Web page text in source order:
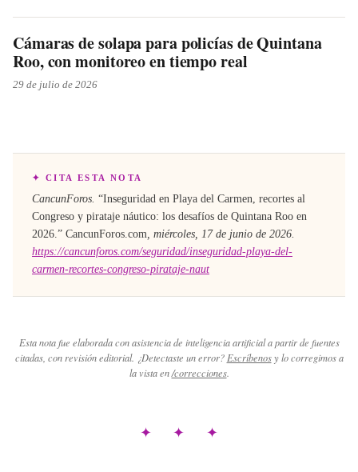
Cámaras de solapa para policías de Quintana
Roo, con monitoreo en tiempo real
29 de julio de 2026
✦ CITA ESTA NOTA
CancunForos. “Inseguridad en Playa del Carmen, recortes al
Congreso y pirataje náutico: los desafíos de Quintana Roo en
2026.” CancunForos.com, miércoles, 17 de junio de 2026.
https://cancunforos.com/seguridad/inseguridad-playa-del-
carmen-recortes-congreso-pirataje-naut
Esta nota fue elaborada con asistencia de inteligencia artificial a partir de fuentes
citadas, con revisión editorial. ¿Detectaste un error? Escríbenos y lo corregimos a
la vista en /correcciones.
✦ ✦ ✦